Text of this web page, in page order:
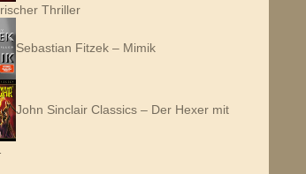
Thriller
Sebastian Fitzek – Mimik
John Sinclair Classics – Der Hexer mit